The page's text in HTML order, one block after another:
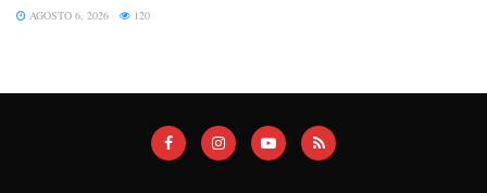
AGOSTO 6, 2026 120